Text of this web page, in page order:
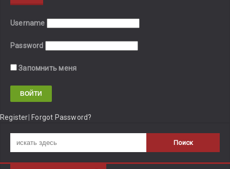
Username
Password
Запомнить меня
Register Forgot Password?